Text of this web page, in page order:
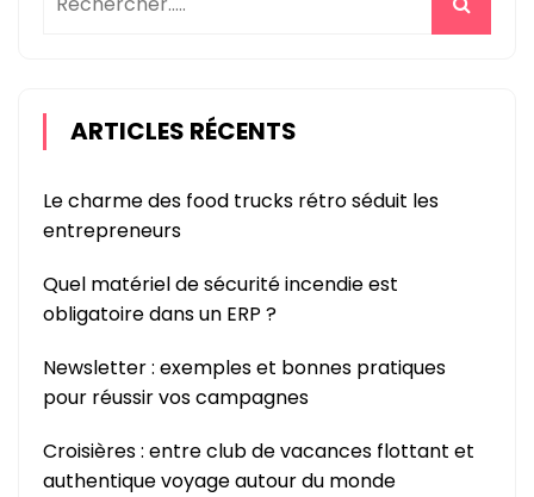
ARTICLES RÉCENTS
Le charme des food trucks rétro séduit les
entrepreneurs
Quel matériel de sécurité incendie est
obligatoire dans un ERP ?
Newsletter : exemples et bonnes pratiques
pour réussir vos campagnes
Croisières : entre club de vacances flottant et
authentique voyage autour du monde